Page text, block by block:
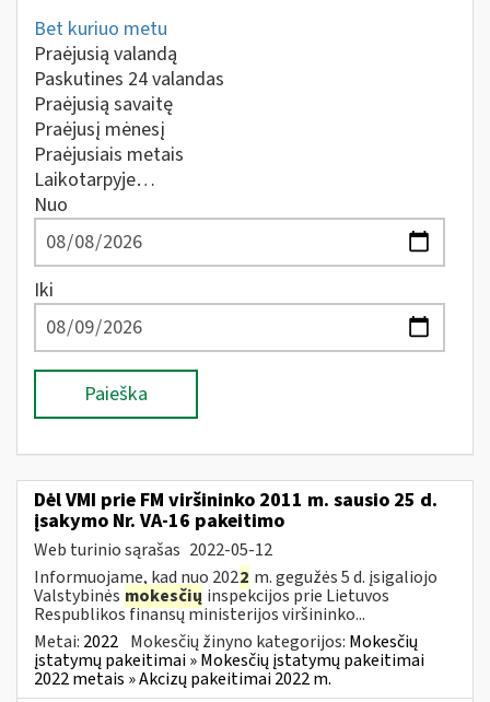
Bet kuriuo metu
Praėjusią valandą
Paskutines 24 valandas
Praėjusią savaitę
Praėjusį mėnesį
Praėjusiais metais
Laikotarpyje…
Nuo
Iki
Paieška
Dėl VMI prie FM viršininko 2011 m. sausio 25 d.
įsakymo Nr. VA-16 pakeitimo
Web turinio sąrašas 2022-05-12
Informuojame, kad nuo 2022 m. gegužės 5 d. įsigaliojo
Valstybinės mokesčių inspekcijos prie Lietuvos
Respublikos finansų ministerijos viršininko...
Metai: 2022 Mokesčių žinyno kategorijos: Mokesčių
įstatymų pakeitimai » Mokesčių įstatymų pakeitimai
2022 metais » Akcizų pakeitimai 2022 m.